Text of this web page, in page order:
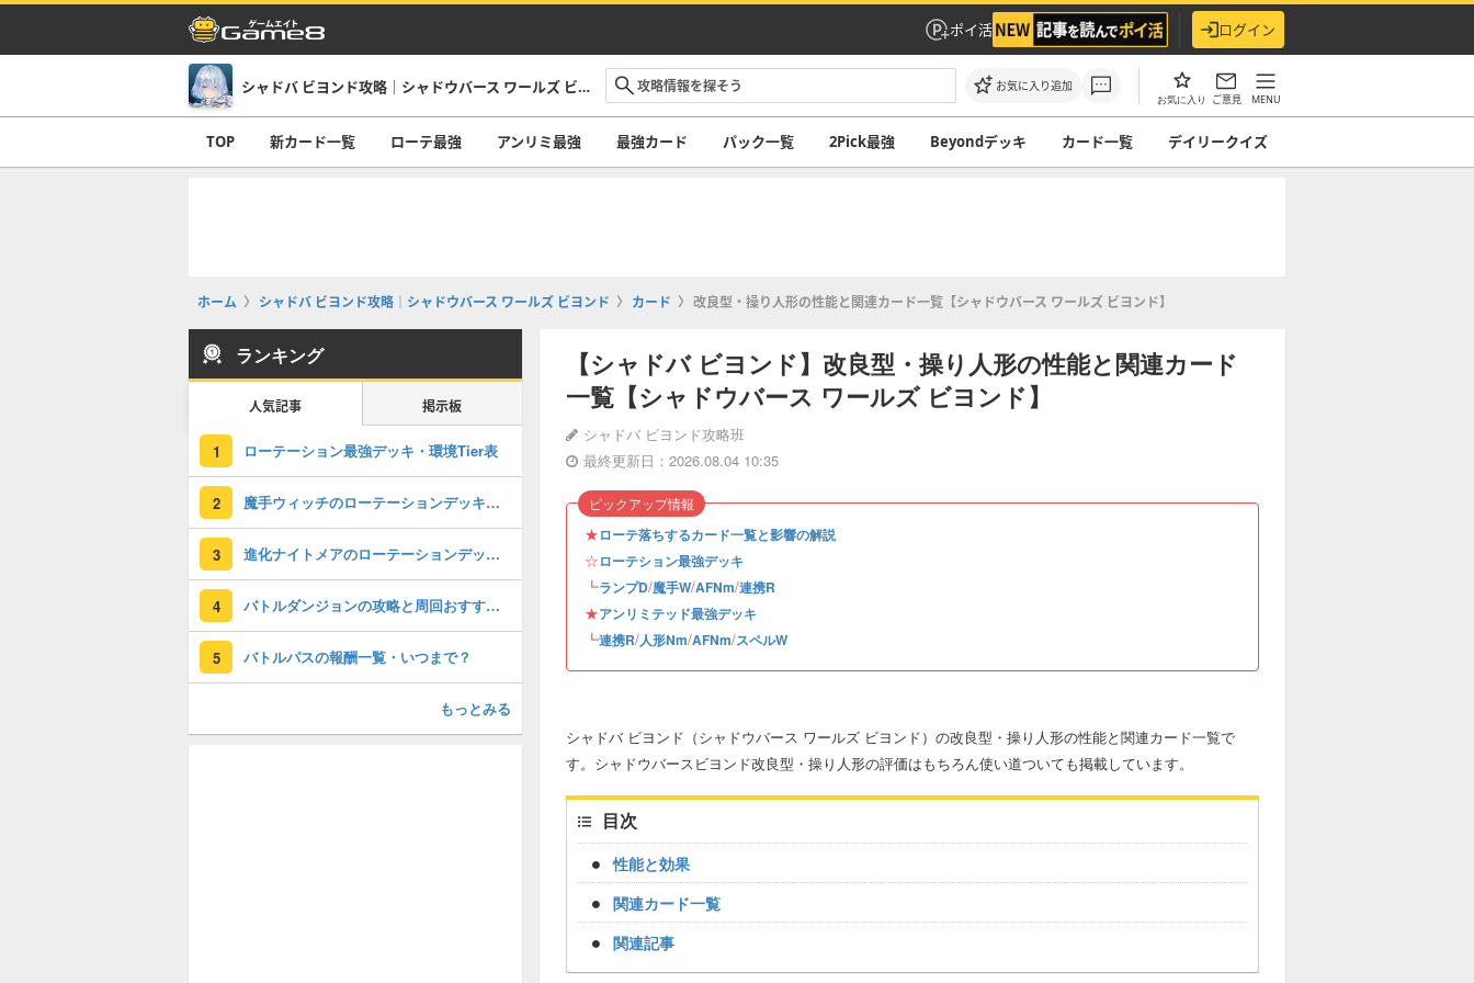
ポイ活 ログイン
シャドバ ビヨンド攻略｜シャドウバース ワールズ ビヨンド お気に入り追加
お気に入り ご意見 MENU
TOP 新カード一覧 ローテ最強 アンリミ最強 最強カード パック一覧 2Pick最強 Beyondデッキ カード一覧 デイリークイズ
ホーム シャドバ ビヨンド攻略｜シャドウバース ワールズ ビヨンド カード 改良型・操り人形の性能と関連カード一覧【シャドウバース ワールズ ビヨンド】
【シャドバ ビヨンド】改良型・操り人形の性能と関連カード
一覧【シャドウバース ワールズ ビヨンド】
シャドバ ビヨンド攻略班
最終更新日：2026.08.04 10:35
★ローテ落ちするカード一覧と影響の解説
☆ローテション最強デッキ
┗ランプD/魔手W/AFNm/連携R
★アンリミテッド最強デッキ
┗連携R/人形Nm/AFNm/スペルW
ピックアップ情報
シャドバ ビヨンド（シャドウバース ワールズ ビヨンド）の改良型・操り人形の性能と関連カード一覧で
す。シャドウバースビヨンド改良型・操り人形の評価はもちろん使い道ついても掲載しています。
目次
性能と効果
関連カード一覧
関連記事
ランキング
人気記事 掲示板
1 ローテーション最強デッキ・環境Tier表
2 魔手ウィッチのローテーションデッキとマリガン・対策
3 進化ナイトメアのローテーションデッキレシピと立ち回り
4 バトルダンジョンの攻略と周回おすすめデッキ
5 バトルパスの報酬一覧・いつまで？
もっとみる